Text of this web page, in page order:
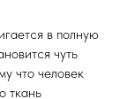
в полную
чуть
что человек
ткань